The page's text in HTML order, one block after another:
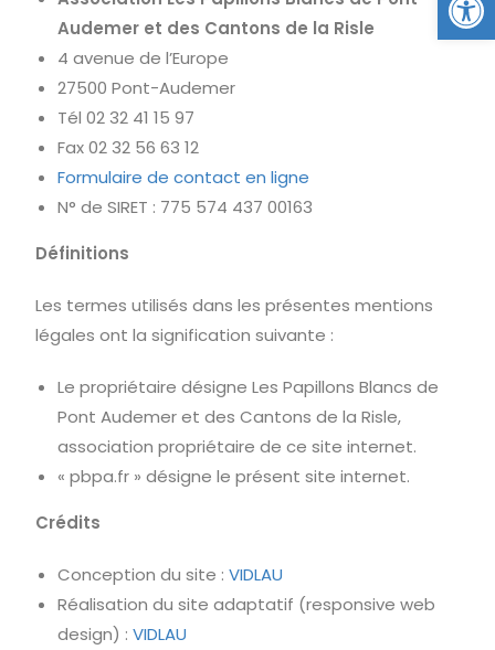
Audemer et des Cantons de la Risle
4 avenue de l’Europe
27500 Pont-Audemer
Tél 02 32 41 15 97
Fax 02 32 56 63 12
Formulaire de contact en ligne
N° de SIRET : 775 574 437 00163
Définitions
Les termes utilisés dans les présentes mentions
légales ont la signification suivante :
Le propriétaire désigne Les Papillons Blancs de
Pont Audemer et des Cantons de la Risle,
association propriétaire de ce site internet.
« pbpa.fr » désigne le présent site internet.
Crédits
Conception du site :VIDLAU
Réalisation du site adaptatif (responsive web
design) :VIDLAU